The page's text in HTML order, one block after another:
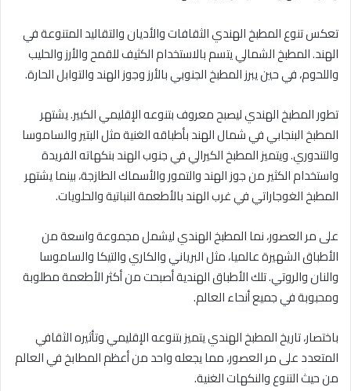
تعكس تنوع المطبخ الهندي الثقافات والأديان والتقاليد المتنوعة في
الهند. المطبخ الشمالي يتسم بالاستخدام الكثيف للقمح والأرز والحليب
واللحوم، في حين يبرز المطبخ الجنوبي بالأرز وجوز الهند والتوابل الحارة.
تطور المطبخ الهندي ليصبح معروف بتنوعه الإقليمي الكبير. يشتهر
المطبخ البنجابي في شمال الهند بأطباقه الغنية مثل البتير والساموسا
والتندوري. ويتميز المطبخ الكيرالي في جنوب الهند بنكهاته الفريدة
واستخدام الكثير من جوز الهند والتمور والأسماك الطازجة، بينما يشتهر
المطبخ الغوجاراتي في غرب الهند بالأطعمة النباتية والحلويات.
على مر العصور، نما المطبخ الهندي ليشمل مجموعة واسعة من
الأطباق الشهيرة عالميا، مثل البرياني والكاري والتيكا والساموسا
والنان والروتي. تلك الأطباق الهندية أصبحت من أكثر الأطعمة مطلوبة
ومحبوبة في جميع أنحاء العالم.
باختصار، تاريخ المطبخ الهندي يتميز بتنوعه الإقليمي وتأثيره الثقافي
المتعدد على مر العصور، مما يجعله واحد من أعظم المطابخ في العالم
من حيث التنوع والنكهات الغنية.